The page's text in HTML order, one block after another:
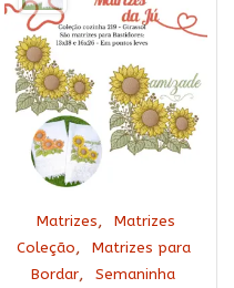
Matrizes,
Matrizes
Coleção,
Matrizes para
Bordar, Semaninha